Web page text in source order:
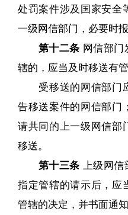
处罚案件涉及国家安全
一级网信部门，必要时
第十二条 网信部门
辖的，应当及时移送有
受移送的网信部门
告移送案件的网信部门
请共同的上一级网信部
移送。
第十三条 上级网信
指定管辖的请示后，应
管辖的决定，并书面通